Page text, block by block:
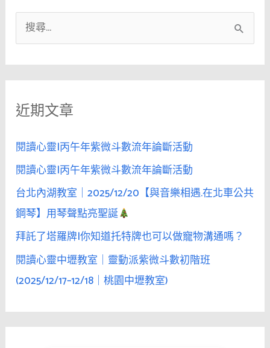
來
照」
甜
尋
關
字
近期文章
閱讀心靈|丙午年紫微斗數流年論斷活動
閱讀心靈|丙午年紫微斗數流年論斷活動
台北內湖教室｜2025/12/20【與音樂相遇.在北車公共
鋼琴】用琴聲點亮聖誕
拜託了塔羅牌|你知道托特牌也可以做寵物溝通嗎？
閱讀心靈中壢教室｜靈動派紫微斗數初階班
(2025/12/17–12/18｜桃園中壢教室)